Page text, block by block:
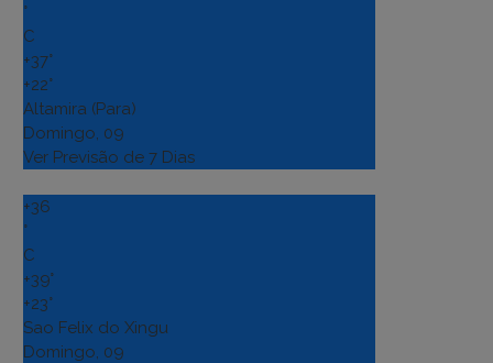
°
C
+37°
+22°
Altamira (Para)
Domingo, 09
Ver Previsão de 7 Dias
+36
°
C
+39°
+23°
Sao Felix do Xingu
Domingo, 09